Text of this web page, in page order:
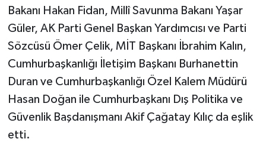
Bakanı Hakan Fidan, Millî Savunma Bakanı Yaşar
Güler, AK Parti Genel Başkan Yardımcısı ve Parti
Sözcüsü Ömer Çelik, MİT Başkanı İbrahim Kalın,
Cumhurbaşkanlığı İletişim Başkanı Burhanettin
Duran ve Cumhurbaşkanlığı Özel Kalem Müdürü
Hasan Doğan ile Cumhurbaşkanı Dış Politika ve
Güvenlik Başdanışmanı Akif Çağatay Kılıç da eşlik
etti.